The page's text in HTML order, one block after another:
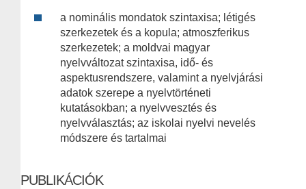
a nominális mondatok szintaxisa; létigés
szerkezetek és a kopula; atmoszferikus
szerkezetek; a moldvai magyar
nyelvváltozat szintaxisa, idő- és
aspektusrendszere, valamint a nyelvjárási
adatok szerepe a nyelvtörténeti
kutatásokban; a nyelvvesztés és
nyelvválasztás; az iskolai nyelvi nevelés
módszere és tartalmai
PUBLIKÁCIÓK